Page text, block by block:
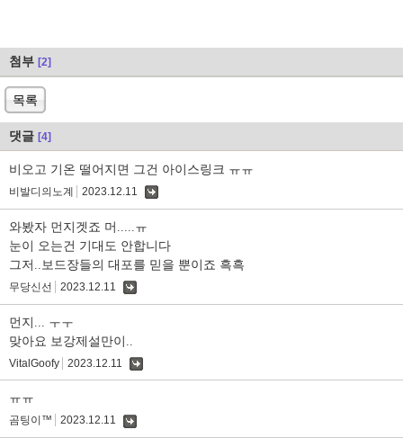
첨부 [2]
목록
댓글 [4]
비오고 기온 떨어지면 그건 아이스링크 ㅠㅠ
비발디의노계 2023.12.11
와봤자 먼지겟죠 머.....ㅠ
눈이 오는건 기대도 안합니다
그저..보드장들의 대포를 믿을 뿐이죠 흑흑
무당신선 2023.12.11
먼지... ㅜㅜ
맞아요 보강제설만이..
VitalGoofy 2023.12.11
ㅠㅠ
곰팅이™ 2023.12.11